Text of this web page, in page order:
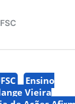
Ensino
Vieira